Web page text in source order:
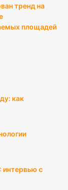
тренд на
площадей
как
интервью с